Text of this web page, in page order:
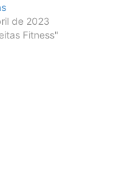
de 2023
Fitness"